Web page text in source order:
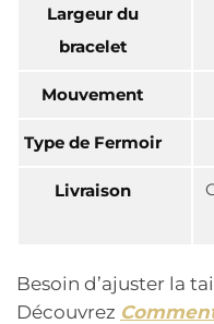
Largeur du
bracelet
Mouvement
Type de Fermoir
Livraison
Besoin d’ajuster la
Découvrez